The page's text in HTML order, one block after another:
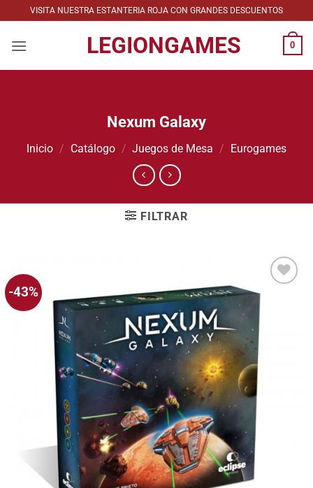
al
contenido
VISITA NUESTRA ESTANTERIA ROJA CON GRANDES DESCUENTOS
LEGIONGAMES 0
Nexum Galaxy
Inicio / Catálogo / Juegos de Mesa / Eurogames
FILTRAR
-43%